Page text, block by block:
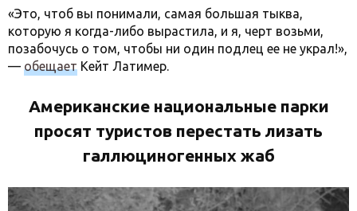
«Это, чтоб вы понимали, самая большая тыква,
которую я когда-либо вырастила, и я, черт возьми,
позабочусь о том, чтобы ни один подлец ее не украл!»,
— обещает Кейт Латимер.
Американские национальные парки
просят туристов перестать лизать
галлюциногенных жаб